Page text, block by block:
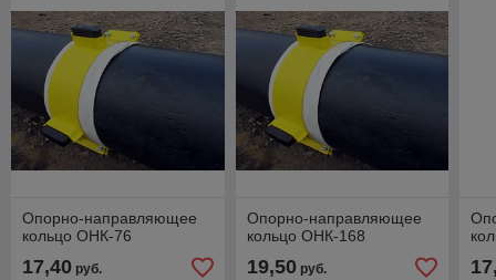
Опорно-направляющее
кольцо ОНК-76
17,40 руб.
Опорно-направляющее
кольцо ОНК-168
19,50руб.